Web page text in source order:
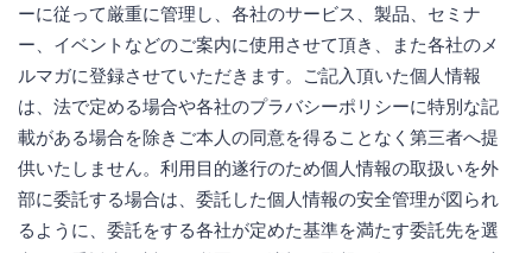
ーに従って厳重に管理し、各社のサービス、製品、セミナ
ー、イベントなどのご案内に使用させて頂き、また各社のメ
ルマガに登録させていただきます。ご記入頂いた個人情報
は、法で定める場合や各社のプラバシーポリシーに特別な記
載がある場合を除きご本人の同意を得ることなく第三者へ提
供いたしません。利用目的遂行のため個人情報の取扱いを外
部に委託する場合は、委託した個人情報の安全管理が図られ
るように、委託をする各社が定めた基準を満たす委託先を選